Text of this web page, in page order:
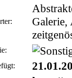
Galerie,